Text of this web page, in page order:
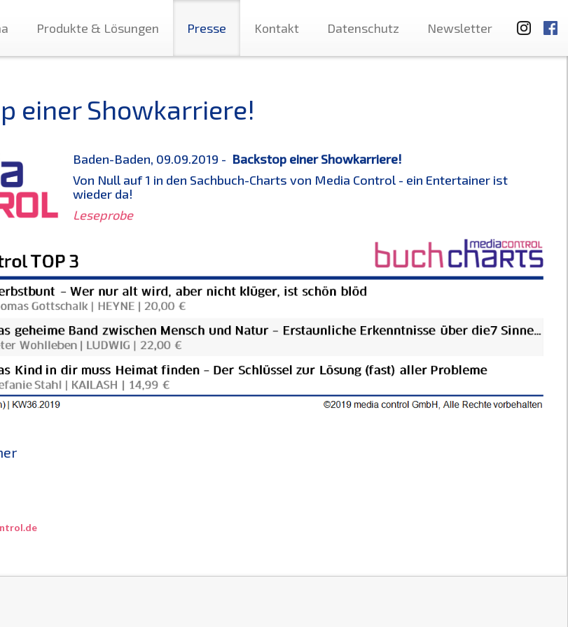
Produkte & Lösungen Presse Kontakt Datenschutz Newsletter
einer Showkarriere!
Baden-Baden, 09.09.2019 - Backstop einer Showkarriere!
Von Null auf 1 in den Sachbuch-Charts von Media Control - ein Entertainer ist
wieder da!
Leseprobe
0